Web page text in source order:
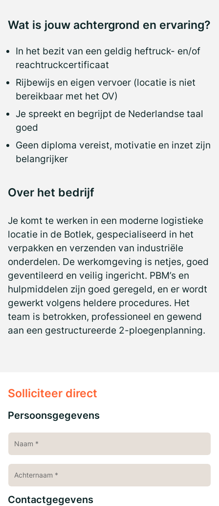
Wat is jouw achtergrond en ervaring?
In het bezit van een geldig heftruck- en/of
reachtruckcertificaat
Rijbewijs en eigen vervoer (locatie is niet
bereikbaar met het OV)
Je spreekt en begrijpt de Nederlandse taal
goed
Geen diploma vereist, motivatie en inzet zijn
belangrijker
Over het bedrijf
Je komt te werken in een moderne logistieke
locatie in de Botlek, gespecialiseerd in het
verpakken en verzenden van industriële
onderdelen. De werkomgeving is netjes, goed
geventileerd en veilig ingericht. PBM’s en
hulpmiddelen zijn goed geregeld, en er wordt
gewerkt volgens heldere procedures. Het
team is betrokken, professioneel en gewend
aan een gestructureerde 2-ploegenplanning.
Solliciteer direct
Persoonsgegevens
Contactgegevens